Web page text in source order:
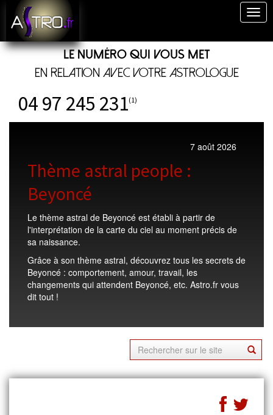
Le numéro qui vous met
en relation avec votre astrologue
04 97 245 231(1)
7 août 2026
Thème astral people :
Beyoncé
Le thème astral de Beyoncé est établi à partir de
l'interprétation de la carte du ciel au moment précis de
sa naissance.
Grâce à son thème astral, découvrez tous les secrets de
Beyoncé : comportement, amour, travail, les
changements qui attendent Beyoncé, etc. Astro.fr vous
dit tout !